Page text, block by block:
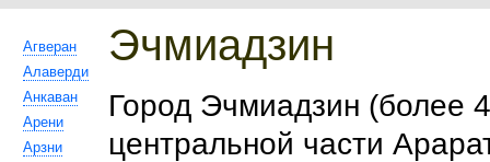
Агверан
Алаверди
Анкаван
Арени
Арзни
Эчмиадзин
Город Эчмиадзин (более
центральной части